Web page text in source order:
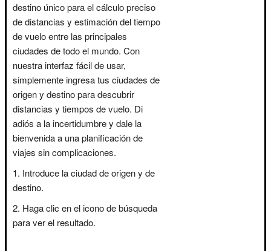
destino único para el cálculo preciso
de distancias y estimación del tiempo
de vuelo entre las principales
ciudades de todo el mundo. Con
nuestra interfaz fácil de usar,
simplemente ingresa tus ciudades de
origen y destino para descubrir
distancias y tiempos de vuelo. Di
adiós a la incertidumbre y dale la
bienvenida a una planificación de
viajes sin complicaciones.
Introduce la ciudad de origen y de
destino.
Haga clic en el icono de búsqueda
para ver el resultado.